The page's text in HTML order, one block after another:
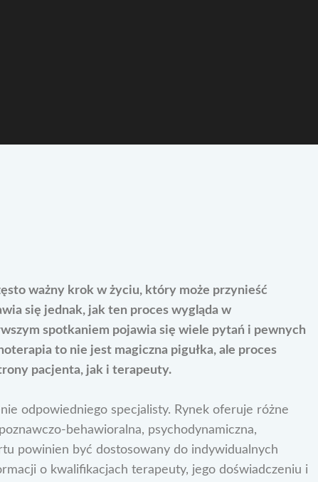
ważny krok w życiu, który może przynieść
się jednak, jak ten proces wygląda w
spotkaniem pojawia się wiele pytań i pewnych
to nie jest magiczna pigułka, ale proces
pacjenta, jak i terapeuty.
odpowiedniego specjalisty. Rynek oferuje różne
behawioralna, psychodynamiczna,
powinien być dostosowany do indywidualnych
o kwalifikacjach terapeuty, jego doświadczeniu i